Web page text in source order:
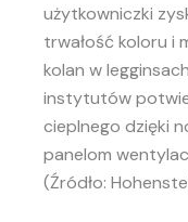
użytkowniczki
trwałość koloru i
kolan w
instytutów
cieplnego dzięki
panelom
(Źródło: